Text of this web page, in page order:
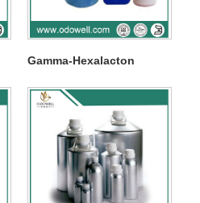
Gamma-Hexalacton